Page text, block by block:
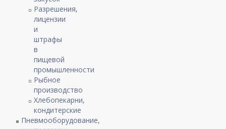
Разрешения,
лицензии
и
штрафы
в
пищевой
промышленности
Рыбное
производство
Хлебопекарни,
кондитерские
Пневмооборудование,